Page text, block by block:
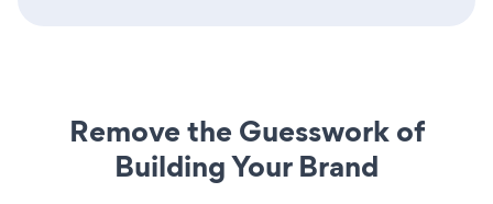
Remove the Guesswork of
Building Your Brand